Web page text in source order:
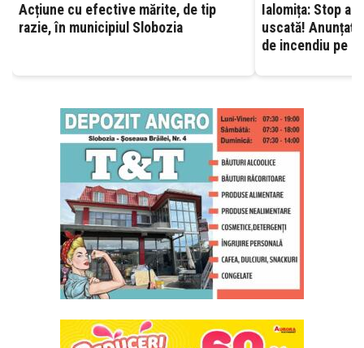
Acțiune cu efective mărite, de tip
razie, în municipiul Slobozia
Ialomița: Stop
uscată! Anunțați
de incendiu pe